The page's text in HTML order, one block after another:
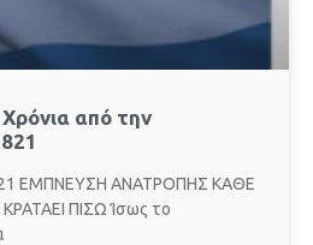
από την
ΕΜΠΝΕΥΣΗ ΑΝΑΤΡΟΠΗΣ ΚΑΘΕ
ΠΙΣΩ Ίσως το